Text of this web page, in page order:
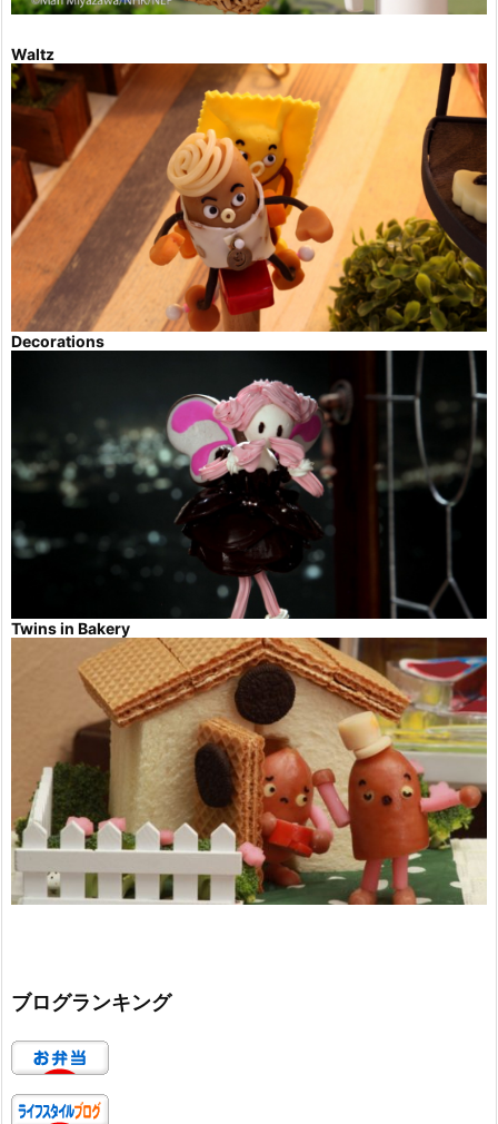
Waltz
Decorations
Twins in Bakery
ブログランキング